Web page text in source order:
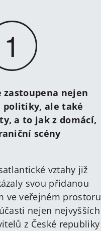
1
zastoupena nejen
politiky, ale také
a to jak z domácí,
scény
vztahy již
svou přidanou
ve veřejném prostoru
nejen nejvyšších
z České republiky